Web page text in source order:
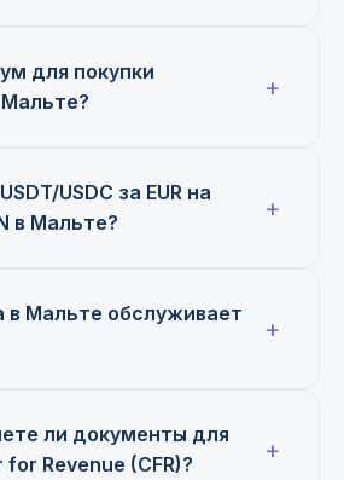
для покупки
Мальте?
USDC за EUR на
в Мальте?
в Мальте обслуживает
ли документы для
Revenue (CFR)?